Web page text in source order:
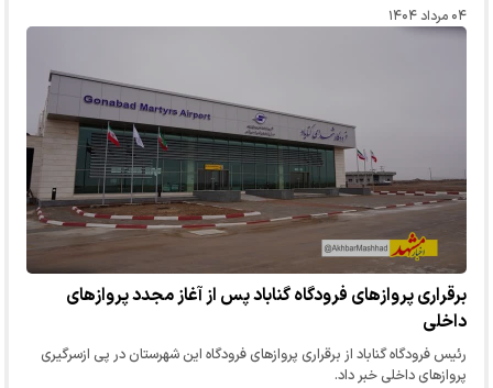
۰۴ مرداد ۱۴۰۴
برقراری پروازهای فرودگاه گناباد پس از آغاز مجدد پروازهای
داخلی
رئیس فرودگاه گناباد از برقراری پروازهای فرودگاه این شهرستان در پی ازسرگیری
پروازهای داخلی خبر داد.